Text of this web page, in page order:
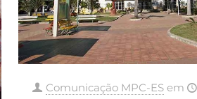
Comunicação MPC-ES em